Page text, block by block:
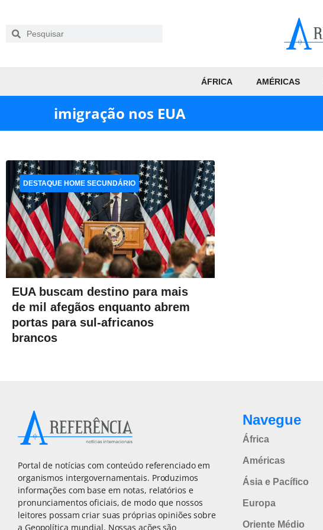
ÁFRICA AMÉRICAS
imigração nos EUA
EUA buscam destino para mais
de mil afegãos enquanto abrem
portas para sul-africanos
brancos
DESTAQUE HOME SECUNDÁRIO
Portal de notícias com conteúdo referenciado em
organismos intergovernamentais. Produzimos
informações com base em notas, relatórios e
pronunciamentos oficiais, de modo que nossos
leitores possam criar suas próprias opiniões sobre
a Geopolítica mundial. Nossas ações são
Navegue
África
Américas
Ásia e Pacífico
Europa
Oriente Médio